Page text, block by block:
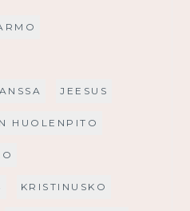
JEESUS
HUOLENPITO
KRISTINUSKO